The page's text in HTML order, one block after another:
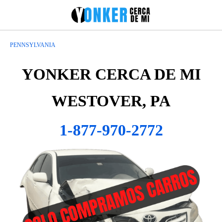
PENNSYLVANIA
YONKER CERCA DE MI
WESTOVER, PA
1-877-970-2772